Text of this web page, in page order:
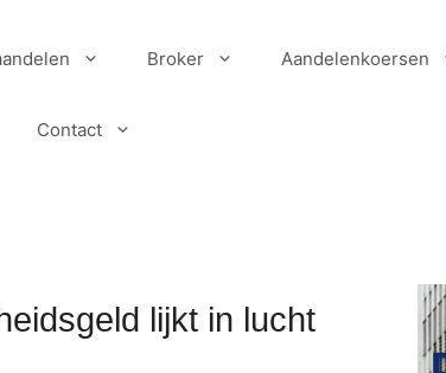
Broker Aandelenkoersen
Contact
lijkt in lucht